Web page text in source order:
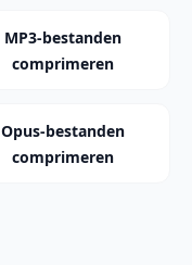
MP3-bestanden
comprimeren
Opus-bestanden
comprimeren